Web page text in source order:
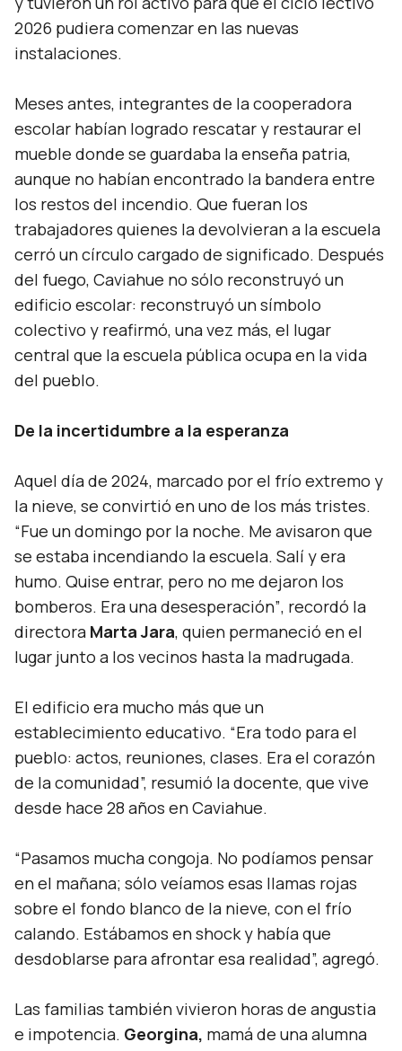
2026 pudiera comenzar en las nuevas
instalaciones.
Meses antes, integrantes de la cooperadora
escolar habían logrado rescatar y restaurar el
mueble donde se guardaba la enseña patria,
aunque no habían encontrado la bandera entre
los restos del incendio. Que fueran los
trabajadores quienes la devolvieran a la escuela
cerró un círculo cargado de significado. Después
del fuego, Caviahue no sólo reconstruyó un
edificio escolar: reconstruyó un símbolo
colectivo y reafirmó, una vez más, el lugar
central que la escuela pública ocupa en la vida
del pueblo.
De la incertidumbre a la esperanza
Aquel día de 2024, marcado por el frío extremo y
la nieve, se convirtió en uno de los más tristes.
“Fue un domingo por la noche. Me avisaron que
se estaba incendiando la escuela. Salí y era
humo. Quise entrar, pero no me dejaron los
bomberos. Era una desesperación”, recordó la
directora Marta Jara, quien permaneció en el
lugar junto a los vecinos hasta la madrugada.
El edificio era mucho más que un
establecimiento educativo. “Era todo para el
pueblo: actos, reuniones, clases. Era el corazón
de la comunidad”, resumió la docente, que vive
desde hace 28 años en Caviahue.
“Pasamos mucha congoja. No podíamos pensar
en el mañana; sólo veíamos esas llamas rojas
sobre el fondo blanco de la nieve, con el frío
calando. Estábamos en shock y había que
desdoblarse para afrontar esa realidad”, agregó.
Las familias también vivieron horas de angustia
e impotencia. Georgina, mamá de una alumna